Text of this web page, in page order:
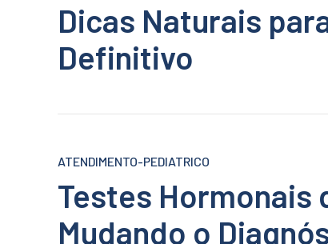
Dicas Naturais
Definitivo
ATENDIMENTO-PEDIATRICO
Testes Hormonais
Mudando o